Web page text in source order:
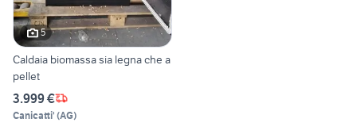
5
Caldaia biomassa sia legna che a
pellet
3.999 €
Canicatti' (AG)